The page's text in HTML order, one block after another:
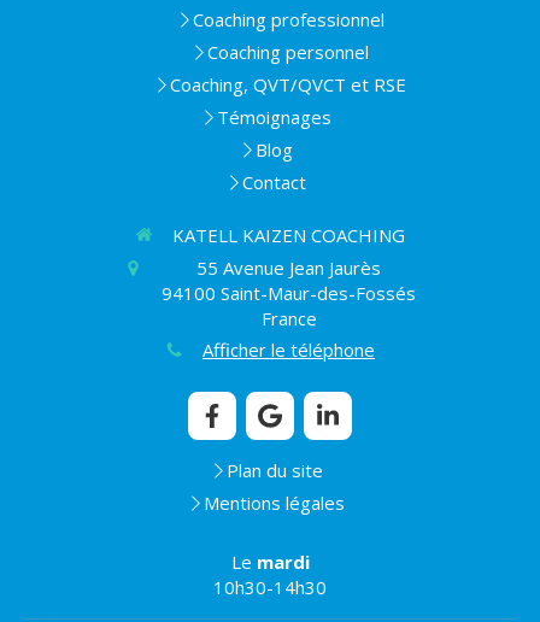
Coaching professionnel
Coaching personnel
Coaching, QVT/QVCT et RSE
Témoignages
Blog
Contact
KATELL KAIZEN COACHING
55 Avenue Jean Jaurès
94100 Saint-Maur-des-Fossés
France
Afficher le téléphone
Plan du site
Mentions légales
Le mardi
10h30-14h30